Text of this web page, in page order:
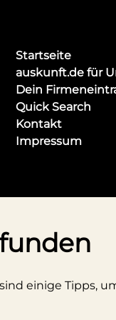
Startseite
auskunft.de für
Dein
Quick Search
Kontakt
Impressum
einige Tipps,